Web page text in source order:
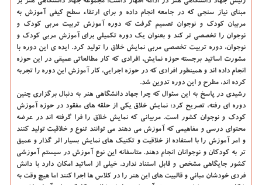
مبنای نیاز سنجی كه در جامعه انجام داده و برای ارتقاء سطح كیفی آموزش به
مربیان كودك و نوجوان تصمیم گرفت كه دوره آموزش تربیت مربی كودك و
نوجوان را تخصصی تر كند و بعنوان یك دوره تكمیلی برای آموزش مربی كودك و
نوجوان، دوره تربیت تخصصی مربی نمایش خلاق را تولید كرد. ایده ی این دوره با
مشورت اساتید برجسته حوزه نمایش، افرادی كه كار مطالعاتی عمیقی در این حوزه
انجام داده اند و همینطور افرادی كه در حوزه اجرایی، كار آموزش این دوره را تجربه
كرده اند، مطرح و این دوره تدوین شد.
رشیدی در پاسخ به این سئوال كه چرا جهاد دانشگاهی هنر به دنبال برگزاری چنین
دوره ای رفته، تصریح كرد: نمایش خلاق یكی از حلقه های مفقود در حوزه آموزش
كودك و نوجوان كشور است. مربیانی كه نمایش خلاق را فرا گرفته اند در عرضه
محتوای درسی و مفاهیمی كه آموزش می دهند می توانند تنوع و خلاقیت تولید كنند
و امر آموزش را با استفاده از خلاقیت و تكنیك های نمایش بسیار اثر گذار و عمیق
تر به كودكان و نوجوانان انجام دهند. متاسفانه این نوع آموزش در سیستم آموزشی
كشور جایگاهی مشخص و قابل استناد ندارد. خیلی از اساتید امكان دارد با دانش
فردی خودشان مبانی و قالبیت های این هنر را در كلاس ها اجرا كنند اما هیچ وقت به